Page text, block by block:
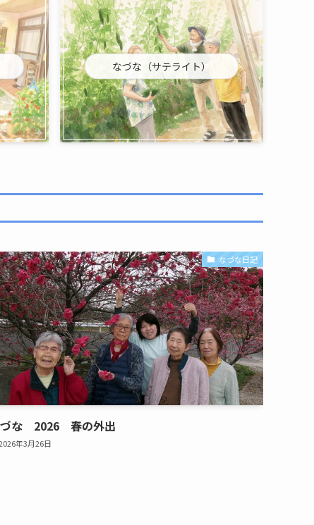
なづな（サテライト）
なづな日記
な 2026 春の外出
年3月26日